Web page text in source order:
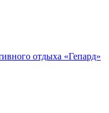
отдыха «Гепард»